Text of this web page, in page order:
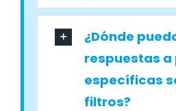
¿Dónde
respuestas
específicas
filtros?